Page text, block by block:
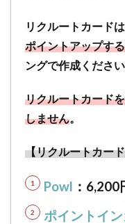
トカ
ード
は高
還元
1.2％
で、
ポン
モー
4.2％
ゃら
リクルートカードは
ポイントアップす
ングで作成ください
リクルートカード
しません。
【リクルートカー
Powl ：6,200
ポイントイ